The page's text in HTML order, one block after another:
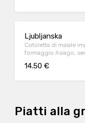
Ljubljanska
Cotoletta di maiale
formaggio Asiago,
14.50 €
Piatti alla